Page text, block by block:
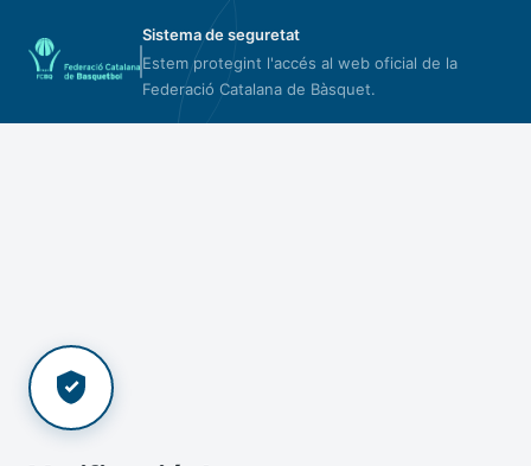
Sistema de seguretat
Estem protegint l'accés al web oficial de la
Federació Catalana de Bàsquet.